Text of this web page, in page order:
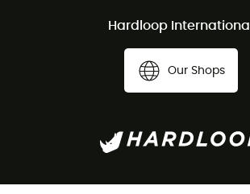
Hardloop International
Our Shops